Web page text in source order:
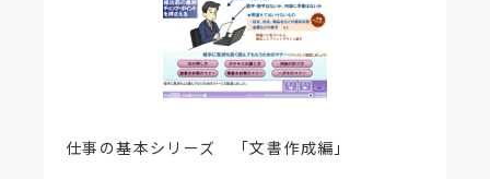
＜更新情報 2013年10月24日＞
・モバイル対応（スマホ・タブレット）
・教材「3-3自分の責任や役割を明確にする」
誤 対応策を複数考えた用意したうえで、
仕事の基本シリーズ 「文書作成編」